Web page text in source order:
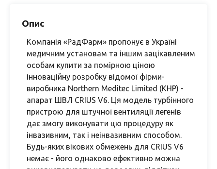
Опис
Компанія «РадФарм» пропонує в Україні
медичним установам та іншим зацікавленим
особам купити за помірною ціною
інноваційну розробку відомої фірми-
виробника Northern Meditec Limited (КНР) -
апарат ШВЛ CRIUS V6. Ця модель турбінного
пристрою для штучної вентиляції легенів
дає змогу виконувати цю процедуру як
інвазивним, так і неінвазивним способом.
Будь-яких вікових обмежень для CRIUS V6
немає - його однаково ефективно можна